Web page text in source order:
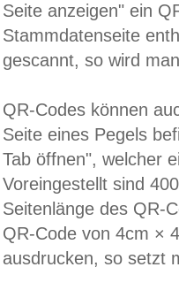
Seite anzeigen" ein
Stammdatenseite
gescannt, so wird
QR-Codes können
Seite eines Pegels
Tab öffnen", welcher
Voreingestellt sind
Seitenlänge des QR-
QR-Code von 4cm ×
ausdrucken, so setzt